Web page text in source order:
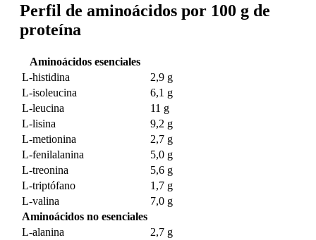
Perfil de aminoácidos por 100 g de
proteína
Aminoácidos esenciales
L-histidina
2,9 g
L-isoleucina
6,1 g
L-leucina
11 g
L-lisina
9,2 g
L-metionina
2,7 g
L-fenilalanina
5,0 g
L-treonina
5,6 g
L-triptófano
1,7 g
L-valina
7,0 g
Aminoácidos no esenciales
L-alanina
2,7 g